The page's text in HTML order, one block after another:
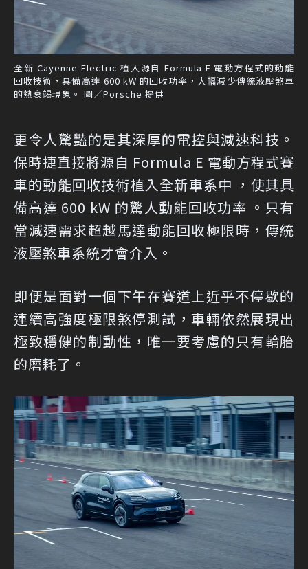
全新 Cayenne Electric 植入源自 Formula E 電動方程式的動能
回收技術，具備高達 600 kW 的回收功率，大幅減少傳統液壓煞車
的熱衰竭現象。 圖／Porsche 提供
更令人驚豔的是其深厚的電控與減速科技。
保時捷直接將源自 Formula E 電動方程式賽
車的動能回收技術植入全新車系中 ，使其具
備高達 600 kW 的驚人動能回收功率 。只有
當減速需求超越馬達動能回收極限時，傳統
液壓煞車系統才會介入。
即便是面對一個下午在賽道上近乎不停歇的
連續高強度極限煞停測試，車輛依然展現出
極致穩健的制動性，唯一要考慮的只有輪胎
的磨耗了。